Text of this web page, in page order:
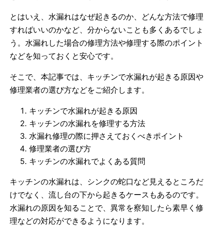
とはいえ、水漏れはなぜ起きるのか、どんな方法で修理
すればいいのかなど、分からないことも多くあるでしょ
う。水漏れした場合の修理方法や修理する際のポイント
などを知っておくと安心です。
そこで、本記事では、キッチンで水漏れが起きる原因や
修理業者の選び方などをご紹介します。
キッチンで水漏れが起きる原因
キッチンの水漏れを修理する方法
水漏れ修理の際に押さえておくべきポイント
修理業者の選び方
キッチンの水漏れでよくある質問
キッチンの水漏れは、シンクの蛇口など見えるところだ
けでなく、流し台の下から起きるケースもあるのです。
水漏れの原因を知ることで、異常を察知したら素早く修
理などの対応ができるようになります。